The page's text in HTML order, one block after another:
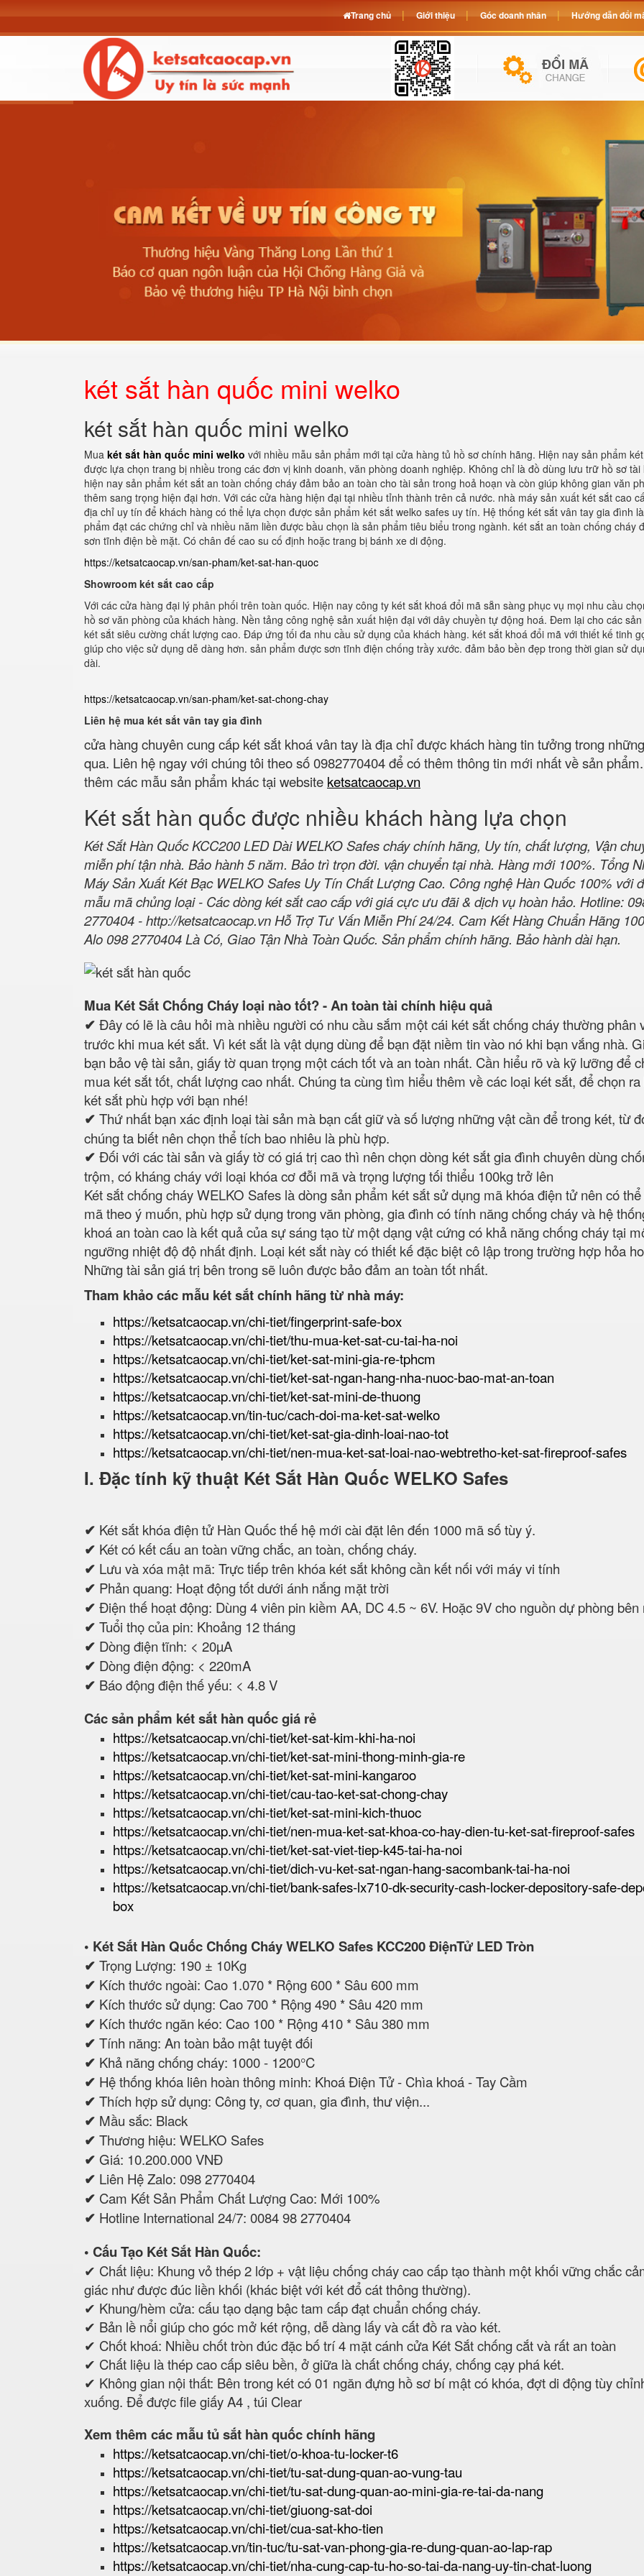
két sắt hàn quốc mini welko
két sắt hàn quốc mini welko
Mua két sắt hàn quốc mini welko với nhiều mẫu sản phẩm mới tại cửa hàng tủ hồ sơ chính hãng. Hiện nay sản phẩm
được lựa chọn trang bị nhiều trong các đơn vị kinh doanh, văn phòng doanh nghiệp. Không chỉ là đồ dùng lưu trữ hồ sơ tài
hiện nay sản phẩm két sắt an toàn chống cháy đảm bảo an toàn cho tài sản trong hoả hoạn và còn giúp không gian văn
thêm sang trọng hiện đại hơn. Với các cửa hàng hiện đại tại nhiều tỉnh thành trên cả nước. nhà máy sản xuất két sắt cao
địa chỉ uy tín để khách hàng có thể lựa chọn được sản phẩm két sắt welko safes uy tín. Hệ thống két sắt vân tay gia đình
phẩm đạt các chứng chỉ và nhiều năm liền được bầu chọn là sản phẩm tiêu biểu trong ngành. két sắt an toàn chống cháy
sơn tĩnh điện bề mặt. Có chân đế cao su cố định hoặc trang bị bánh xe di động.
https://ketsatcaocap.vn/san-pham/ket-sat-han-quoc
Showroom két sắt cao cấp
Với các cửa hàng đại lý phân phối trên toàn quốc. Hiện nay công ty két sắt khoá đổi mã sẵn sàng phục vụ mọi nhu cầu
hồ sơ văn phòng của khách hàng. Nền tảng công nghệ sản xuất hiện đại với dây chuyền tự động hoá. Đem lại cho các
két sắt siêu cường chất lượng cao. Đáp ứng tối đa nhu cầu sử dụng của khách hàng. két sắt khoá đổi mã với thiết kế tinh
giúp cho việc sử dụng dễ dàng hơn. sản phẩm được sơn tĩnh điện chống trầy xước. đảm bảo bền đẹp trong thời gian sử
dài.
https://ketsatcaocap.vn/san-pham/ket-sat-chong-chay
Liên hệ mua két sắt vân tay gia đình
cửa hàng chuyên cung cấp két sắt khoá vân tay là địa chỉ được khách hàng tin tưởng trong
qua. Liên hệ ngay với chúng tôi theo số 0982770404 để có thêm thông tin mới nhất về sản
thêm các mẫu sản phẩm khác tại website ketsatcaocap.vn
Két sắt hàn quốc được nhiều khách hàng lựa chọn
Két Sắt Hàn Quốc KCC200 LED Dài WELKO Safes cháy chính hãng, Uy tín, chất lượng, Vận
miễn phí tận nhà. Bảo hành 5 năm. Bảo trì trọn đời. vận chuyển tại nhà. Hàng mới 100%. Tổng
Máy Sản Xuất Két Bạc WELKO Safes Uy Tín Chất Lượng Cao. Công nghệ Hàn Quốc 100% với
mẫu mã chủng loại - Các dòng két sắt cao cấp với giá cực ưu đãi & dịch vụ hoàn hảo. Hotline:
2770404 -http://ketsatcaocap.vn Hỗ Trợ Tư Vấn Miễn Phí 24/24. Cam Kết Hàng Chuẩn Hãng
Alo 098 2770404 Là Có, Giao Tận Nhà Toàn Quốc. Sản phẩm chính hãng. Bảo hành dài hạn.
Mua Két Sắt Chống Cháy loại nào tốt? - An toàn tài chính hiệu quả
✔ Đây có lẽ là câu hỏi mà nhiều người có nhu cầu sắm một cái két sắt chống cháy thường phân
trước khi mua két sắt. Vì két sắt là vật dụng dùng để bạn đặt niềm tin vào nó khi bạn vắng nhà.
bạn bảo vệ tài sản, giấy tờ quan trọng một cách tốt và an toàn nhất. Cần hiểu rõ và kỹ lưỡng để
mua két sắt tốt, chất lượng cao nhất. Chúng ta cùng tìm hiểu thêm về các loại két sắt, để chọn ra
két sắt phù hợp với bạn nhé!
✔ Thứ nhất bạn xác định loại tài sản mà bạn cất giữ và số lượng những vật cần để trong két, từ
chúng ta biết nên chọn thể tích bao nhiêu là phù hợp.
✔ Đối với các tài sản và giấy tờ có giá trị cao thì nên chọn dòng két sắt gia đình chuyên dùng
trộm, có kháng cháy với loại khóa cơ đỗi mã và trọng lượng tối thiểu 100kg trở lên
Két sắt chống cháy WELKO Safes là dòng sản phẩm két sắt sử dụng mã khóa điện tử nên có thể
mã theo ý muốn, phù hợp sử dụng trong văn phòng, gia đình có tính năng chống cháy và hệ
khoá an toàn cao là kết quả của sự sáng tạo từ một dạng vật cứng có khả năng chống cháy tại
ngưỡng nhiệt độ độ nhất định. Loại két sắt này có thiết kế đặc biệt cô lập trong trường hợp hỏa
Những tài sản giá trị bên trong sẽ luôn được bảo đảm an toàn tốt nhất.
Tham khảo các mẫu két sắt chính hãng từ nhà máy:
https://ketsatcaocap.vn/chi-tiet/fingerprint-safe-box
https://ketsatcaocap.vn/chi-tiet/thu-mua-ket-sat-cu-tai-ha-noi
https://ketsatcaocap.vn/chi-tiet/ket-sat-mini-gia-re-tphcm
https://ketsatcaocap.vn/chi-tiet/ket-sat-ngan-hang-nha-nuoc-bao-mat-an-toan
https://ketsatcaocap.vn/chi-tiet/ket-sat-mini-de-thuong
https://ketsatcaocap.vn/tin-tuc/cach-doi-ma-ket-sat-welko
https://ketsatcaocap.vn/chi-tiet/ket-sat-gia-dinh-loai-nao-tot
https://ketsatcaocap.vn/chi-tiet/nen-mua-ket-sat-loai-nao-webtretho-ket-sat-fireproof-safes
I. Đặc tính kỹ thuật Két Sắt Hàn Quốc WELKO Safes
✔ Két sắt khóa điện tử Hàn Quốc thế hệ mới cài đặt lên đến 1000 mã số tùy ý.
✔ Két có kết cấu an toàn vững chắc, an toàn, chống cháy.
✔ Lưu và xóa mật mã: Trực tiếp trên khóa két sắt không cần kết nối với máy vi tính
✔ Phản quang: Hoạt động tốt dưới ánh nắng mặt trời
✔ Điện thế hoạt động: Dùng 4 viên pin kiềm AA, DC 4.5 ~ 6V. Hoặc 9V cho nguồn dự phòng bên
✔ Tuổi thọ của pin: Khoảng 12 tháng
✔ Dòng điện tĩnh: < 20µA
✔ Dòng điện động: < 220mA
✔ Báo động điện thế yếu: < 4.8 V
Các sản phẩm két sắt hàn quốc giá rẻ
https://ketsatcaocap.vn/chi-tiet/ket-sat-kim-khi-ha-noi
https://ketsatcaocap.vn/chi-tiet/ket-sat-mini-thong-minh-gia-re
https://ketsatcaocap.vn/chi-tiet/ket-sat-mini-kangaroo
https://ketsatcaocap.vn/chi-tiet/cau-tao-ket-sat-chong-chay
https://ketsatcaocap.vn/chi-tiet/ket-sat-mini-kich-thuoc
https://ketsatcaocap.vn/chi-tiet/nen-mua-ket-sat-khoa-co-hay-dien-tu-ket-sat-fireproof-safes
https://ketsatcaocap.vn/chi-tiet/ket-sat-viet-tiep-k45-tai-ha-noi
https://ketsatcaocap.vn/chi-tiet/dich-vu-ket-sat-ngan-hang-sacombank-tai-ha-noi
https://ketsatcaocap.vn/chi-tiet/bank-safes-lx710-dk-security-cash-locker-depository-safe-
box
• Két Sắt Hàn Quốc Chống Cháy WELKO Safes KCC200 ĐiệnTử LED Tròn
✔ Trọng Lượng: 190 ± 10Kg
✔ Kích thước ngoài: Cao 1.070 * Rộng 600 * Sâu 600 mm
✔ Kích thước sử dụng: Cao 700 * Rộng 490 * Sâu 420 mm
✔ Kích thước ngăn kéo: Cao 100 * Rộng 410 * Sâu 380 mm
✔ Tính năng: An toàn bảo mật tuyệt đối
✔ Khả năng chống cháy: 1000 - 1200°C
✔ Hệ thống khóa liên hoàn thông minh: Khoá Điện Tử - Chìa khoá - Tay Cầm
✔ Thích hợp sử dụng: Công ty, cơ quan, gia đình, thư viện...
✔ Mầu sắc: Black
✔ Thương hiệu: WELKO Safes
✔ Giá: 10.200.000 VNĐ
✔ Liên Hệ Zalo: 098 2770404
✔ Cam Kết Sản Phẩm Chất Lượng Cao: Mới 100%
✔ Hotline International 24/7: 0084 98 2770404
• Cấu Tạo Két Sắt Hàn Quốc:
✔ Chất liệu: Khung vỏ thép 2 lớp + vật liệu chống cháy cao cấp tạo thành một khối vững chắc
giác như được đúc liền khối (khác biệt với két đổ cát thông thường).
✔ Khung/hèm cửa: cấu tạo dạng bậc tam cấp đạt chuẩn chống cháy.
✔ Bản lề nổi giúp cho góc mở két rộng, dễ dàng lấy và cất đồ ra vào két.
✔ Chốt khoá: Nhiều chốt tròn đúc đặc bố trí 4 mặt cánh cửa Két Sắt chống cắt và rất an toàn
✔ Chất liệu là thép cao cấp siêu bền, ở giữa là chất chống cháy, chống cạy phá két.
✔ Không gian nội thất: Bên trong két có 01 ngăn đựng hồ sơ bí mật có khóa, đợt di động tùy
xuống. Để được file giấy A4 , túi Clear
Xem thêm các mẫu tủ sắt hàn quốc chính hãng
https://ketsatcaocap.vn/chi-tiet/o-khoa-tu-locker-t6
https://ketsatcaocap.vn/chi-tiet/tu-sat-dung-quan-ao-vung-tau
https://ketsatcaocap.vn/chi-tiet/tu-sat-dung-quan-ao-mini-gia-re-tai-da-nang
https://ketsatcaocap.vn/chi-tiet/giuong-sat-doi
https://ketsatcaocap.vn/chi-tiet/cua-sat-kho-tien
https://ketsatcaocap.vn/tin-tuc/tu-sat-van-phong-gia-re-dung-quan-ao-lap-rap
https://ketsatcaocap.vn/chi-tiet/nha-cung-cap-tu-ho-so-tai-da-nang-uy-tin-chat-luong
Trang chủ Giới thiệu Góc doanh nhân Hướng dẫn đổi